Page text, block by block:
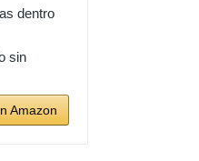
dentro
sin
Amazon